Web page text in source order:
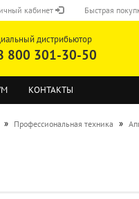
кабинет Быстрая
дистрибьютор
800 301-30-50
КОНТАКТЫ
» Профессиональная техника »